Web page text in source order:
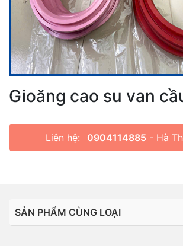
Gioăng cao su van
Liên hệ: 0904114885 - Hà
SẢN PHẨM CÙNG LOẠI